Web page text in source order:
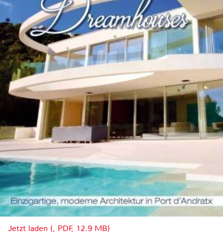
Jetzt laden (, PDF, 12.9 MB)